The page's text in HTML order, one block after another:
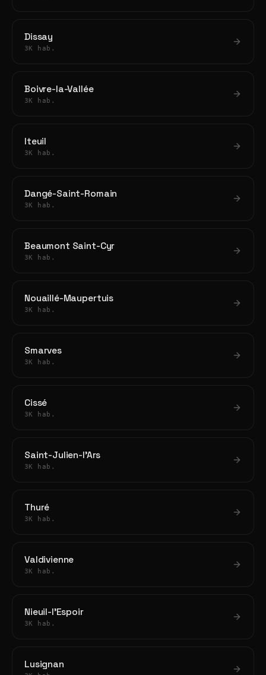
Dissay
3K hab.
Boivre-la-Vallée
3K hab.
Iteuil
3K hab.
Dangé-Saint-Romain
3K hab.
Beaumont Saint-Cyr
3K hab.
Nouaillé-Maupertuis
3K hab.
Smarves
3K hab.
Cissé
3K hab.
Saint-Julien-l'Ars
3K hab.
Thuré
3K hab.
Valdivienne
3K hab.
Nieuil-l'Espoir
3K hab.
Lusignan